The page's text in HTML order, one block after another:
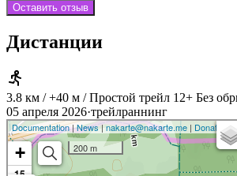
Оставить отзыв
Дистанции
3.8 км / +40 м / Простой трейл 12+ Без
05 апреля 2026·трейлраннинг